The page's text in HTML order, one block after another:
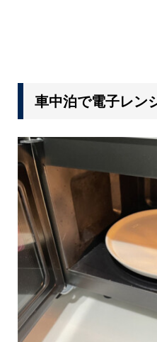
車中泊で電子レン